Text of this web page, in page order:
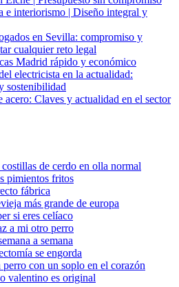
e interiorismo | Diseño integral y
en Sevilla: compromiso y
cualquier reto legal
Madrid rápido y económico
electricista en la actualidad:
sostenibilidad
Claves y actualidad en el sector
de cerdo en olla normal
pimientos fritos
fábrica
más grande de europa
si eres celíaco
a mi otro perro
a semana
se engorda
con un soplo en el corazón
valentino es original